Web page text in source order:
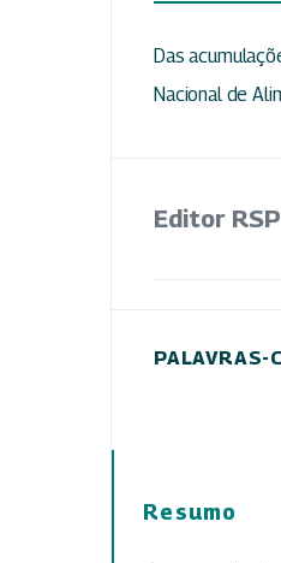
Das
Nacional de
Editor RSP
PALAVRAS-
Resumo